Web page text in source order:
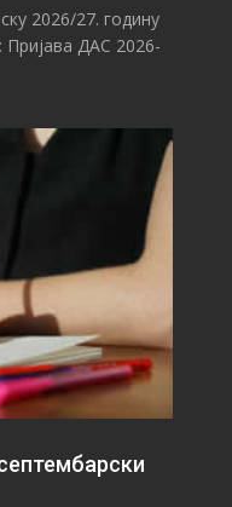
2026/27. годину
ДАС 2026-